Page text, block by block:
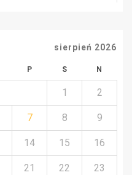
sierpień 2026
P S N
1 2
7 8 9
14 15 16
21 22 23